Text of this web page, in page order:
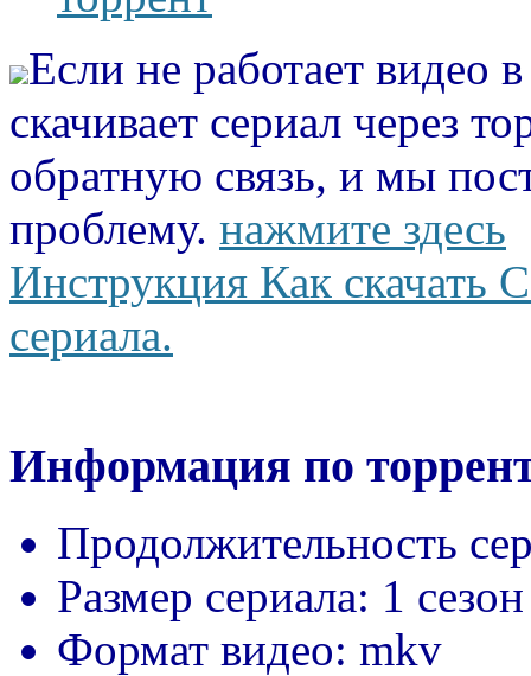
Если не работает видео
скачивает сериал через
обратную связь, и мы
проблему. нажмите здесь
Инструкция Как скачать
сериала.
Информация по
Продолжительность
Размер сериала: 1
Формат видео: mkv